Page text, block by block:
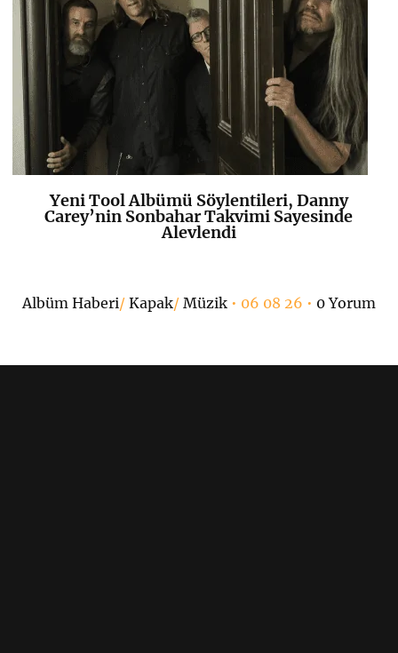
K+
Yeni Tool Albümü Söylentileri, Danny
Carey’nin Sonbahar Takvimi Sayesinde
Alevlendi
Albüm Haberi/ Kapak/ Müzik• 06 08 26 • 0 Yorum